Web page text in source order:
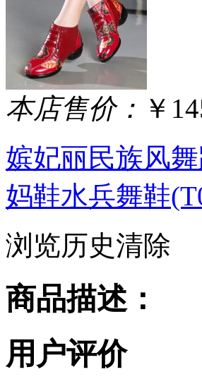
本店售价： ￥
嫔妃丽民族风
妈鞋水兵舞鞋
浏览历史清除
商品描述：
用户评价